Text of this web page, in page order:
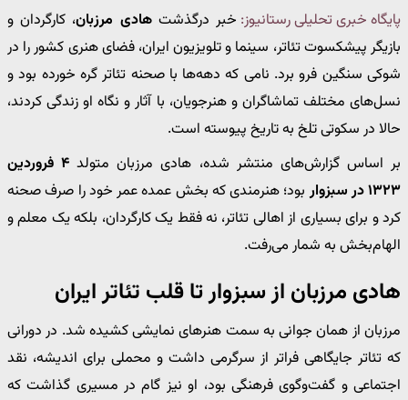
پایگاه خبری تحلیلی رستانیوز: خبر درگذشتهادی مرزبان، کارگردان و
بازیگر پیشکسوت تئاتر، سینما و تلویزیون ایران، فضای هنری کشور را در
شوکی سنگین فرو برد. نامی که دهه‌ها با صحنه تئاتر گره خورده بود و
نسل‌های مختلف تماشاگران و هنرجویان، با آثار و نگاه او زندگی کردند،
حالا در سکوتی تلخ به تاریخ پیوسته است.
بر اساس گزارش‌های منتشر شده، هادی مرزبان متولد
۴ فروردین
۱۳۲۳ در سبزوار
بود؛ هنرمندی که بخش عمده عمر خود را صرف صحنه
کرد و برای بسیاری از اهالی تئاتر، نه فقط یک کارگردان، بلکه یک معلم و
الهام‌بخش به شمار می‌رفت.
هادی مرزبان از سبزوار تا قلب تئاتر ایران
مرزبان از همان جوانی به سمت هنرهای نمایشی کشیده شد. در دورانی
که تئاتر جایگاهی فراتر از سرگرمی داشت و محملی برای اندیشه، نقد
اجتماعی و گفت‌وگوی فرهنگی بود، او نیز گام در مسیری گذاشت که